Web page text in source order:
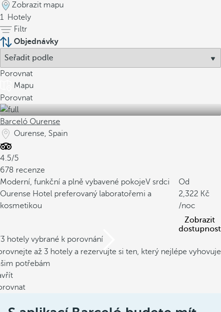
Zobrazit mapu
1 Hotely
Filtr
Objednávky
Porovnat
Mapu
Porovnat
Barceló Ourense
Ourense, Spain
4.5/5
678 recenze
Moderní, funkční a plně vybavené pokojeV srdci
Ourense Hotel preferovaný laboratořemi a
kosmetikou
Od
2,322
/noc
Zobrazit
dostupnost
hotely vybrané k porovnání
až 3 hotely a rezervujte si ten, který nejlépe vyhovuje
potřebám